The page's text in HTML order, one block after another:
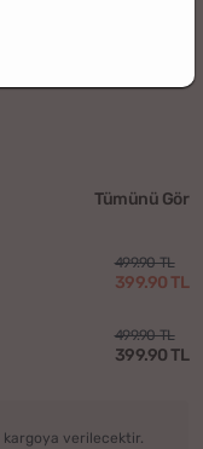
Tümünü Gör
499.90 TL
399.90 TL
499.90 TL
399.90 TL
kargoya verilecektir.